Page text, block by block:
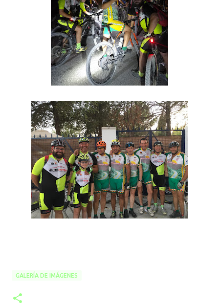
GALERÍA DE IMÁGENES